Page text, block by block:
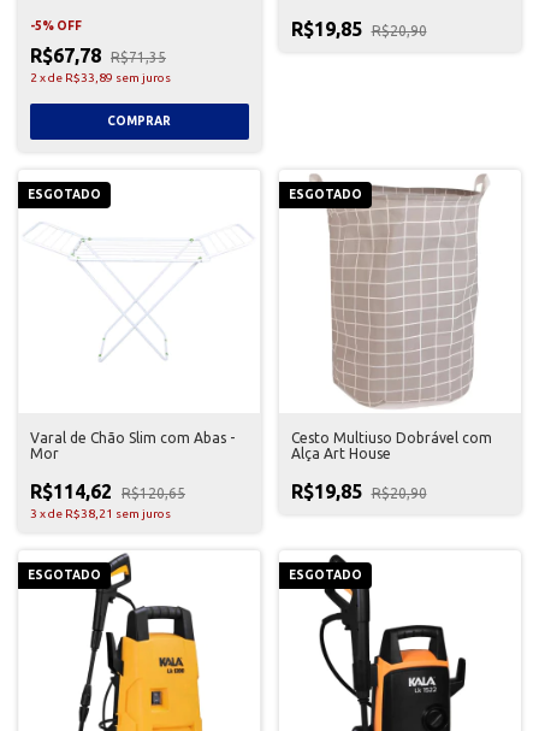
-5% OFF
R$67,78 R$71,35
2 xde R$33,89 sem juros
R$19,85 R$20,90
ESGOTADO
Varal de Chão Slim com Abas -
Mor
R$114,62 R$120,65
3 xde R$38,21 sem juros
ESGOTADO
Cesto Multiuso Dobrável com
Alça Art House
R$19,85 R$20,90
ESGOTADO ESGOTADO